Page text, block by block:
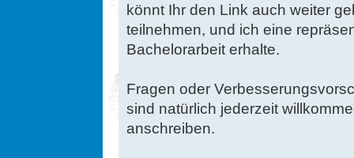
könnt Ihr den Link auch weiter
teilnehmen, und ich eine
Bachelorarbeit erhalte.
Fragen oder
sind natürlich jederzeit
anschreiben.